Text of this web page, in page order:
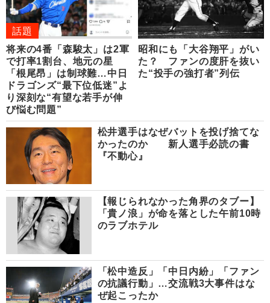
話題
将来の4番「森駿太」は2軍
で打率1割台、地元の星
「根尾昂」は制球難…中日
ドラゴンズ“最下位低迷”よ
り深刻な“有望な若手が伸
び悩む問題”
昭和にも「大谷翔平」がい
た？ ファンの度肝を抜い
た“投手の強打者”列伝
松井選手はなぜバットを投げ捨てな
かったのか 新人選手必読の書
『不動心』
【報じられなかった角界のタブー】
「貴ノ浪」が命を落とした午前10時
のラブホテル
「松中造反」「中日内紛」「ファン
の抗議行動」…交流戦3大事件はな
ぜ起こったか